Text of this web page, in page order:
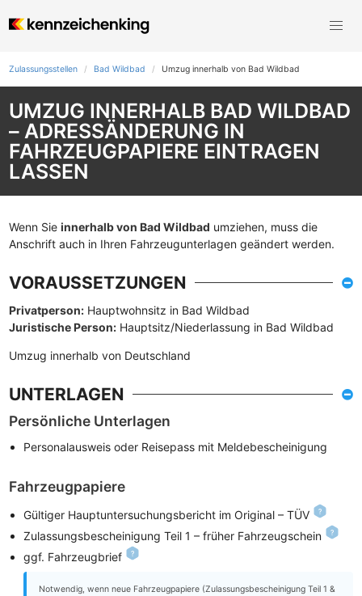
Zulassungsstellen Bad Wildbad Umzug innerhalb von Bad Wildbad
UMZUG INNERHALB BAD WILDBAD
– ADRESSÄNDERUNG IN
FAHRZEUGPAPIERE EINTRAGEN
LASSEN
Wenn Sie innerhalb von Bad Wildbad umziehen, muss die
Anschrift auch in Ihren Fahrzeugunterlagen geändert werden.
VORAUSSETZUNGEN
Privatperson: Hauptwohnsitz in Bad Wildbad
Juristische Person: Hauptsitz/Niederlassung in Bad Wildbad
Umzug innerhalb von Deutschland
UNTERLAGEN
Persönliche Unterlagen
Personalausweis oder Reisepass mit Meldebescheinigung
Fahrzeugpapiere
Gültiger Hauptuntersuchungsbericht im Original – TÜV
Zulassungsbescheinigung Teil 1 – früher Fahrzeugschein
ggf. Fahrzeugbrief
Notwendig, wenn neue Fahrzeugpapiere (Zulassungsbescheinigung Teil 1 &